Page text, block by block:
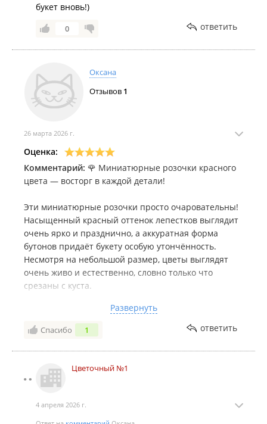
букет вновь!)
0 ответить
Оксана
Отзывов 1
26 марта 2026 г.
Оценка:
Комментарий: 🌹 Миниатюрные розочки красного
цвета — восторг в каждой детали!
Эти миниатюрные розочки просто очаровательны!
Насыщенный красный оттенок лепестков выглядит
очень ярко и празднично, а аккуратная форма
бутонов придаёт букету особую утончённость.
Несмотря на небольшой размер, цветы выглядят
очень живо и естественно, словно только что
срезаны с куста.
Миниатюрные розы отлично подходят для
небольших композиций, украшения интерьера или
в качестве милого подарка. Они долго сохраняют
свежесть, не требуют сложного ухода и радуют глаз
каждый день. Особенно приятно, что такие розочки
можно комбинировать с другими цветами или
использовать как самостоятельный акцент.
Развернуть
Спасибо 1 ответить
Цветочный №1
4 апреля 2026 г.